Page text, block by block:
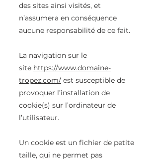
des sites ainsi visités, et
n’assumera en conséquence
aucune responsabilité de ce fait.
La navigation sur le
site https://www.domaine-
tropez.com/ est susceptible de
provoquer l’installation de
cookie(s) sur l’ordinateur de
l’utilisateur.
Un cookie est un fichier de petite
taille, qui ne permet pas